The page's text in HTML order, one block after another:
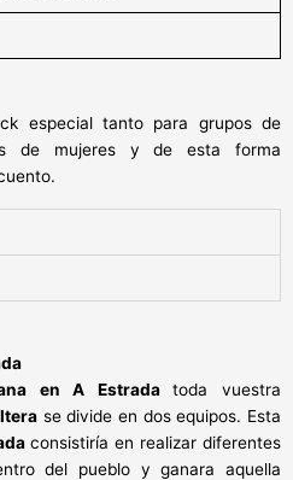
especial tanto para grupos de
de mujeres y de esta forma
en A Estradatoda vuestra
se divide en dos equipos. Esta
consistiría en realizar diferentes
del pueblo y ganara aquella